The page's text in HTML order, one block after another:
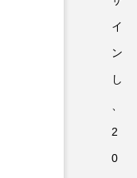
イ
ン
し
2
0